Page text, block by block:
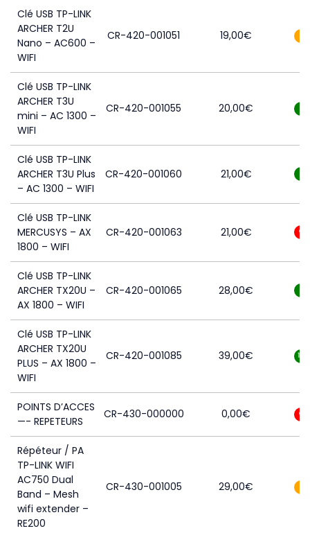
Clé USB TP-LINK
ARCHER T2U
Nano – AC600 –
WIFI
CR-420-001051 19,00€ 3
Clé USB TP-LINK
ARCHER T3U
mini – AC 1300 –
WIFI
CR-420-001055 20,00€
Clé USB TP-LINK
ARCHER T3U Plus
– AC 1300 – WIFI
CR-420-001060 21,00€
Clé USB TP-LINK
MERCUSYS – AX
1800 – WIFI
CR-420-001063 21,00€ 0
Clé USB TP-LINK
ARCHER TX20U –
AX 1800 – WIFI
CR-420-001065 28,00€
Clé USB TP-LINK
ARCHER TX20U
PLUS – AX 1800 –
WIFI
CR-420-001085 39,00€ 15
POINTS D’ACCES
—- REPETEURS
CR-430-000000 0,00€ 0
Répéteur / PA
TP-LINK WIFI
AC750 Dual
Band – Mesh
wifi extender –
RE200
CR-430-001005 29,00€